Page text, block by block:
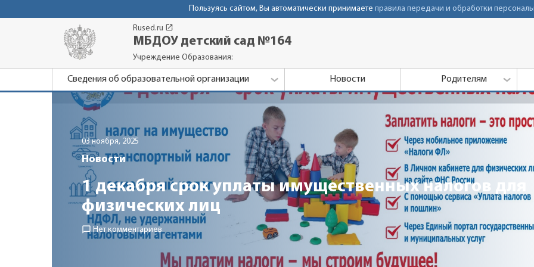
Пользуясь сайтом, Вы автоматически принимаете правила передачи и обработки
Rused.ru launch
МБДОУ детский сад №164
Учреждение Образования:
Сведения об образовательной организации Новости Родителям
03 ноября, 2025
Новости
1 декабря срок уплаты имущественных налогов для
физических лиц
chat_bubble_outline Нет комментариев